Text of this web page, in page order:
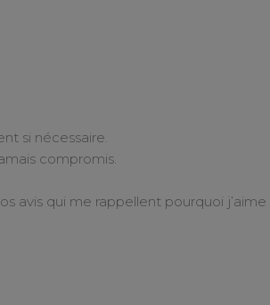
si nécessaire.
compromis.
avis qui me rappellent pourquoi